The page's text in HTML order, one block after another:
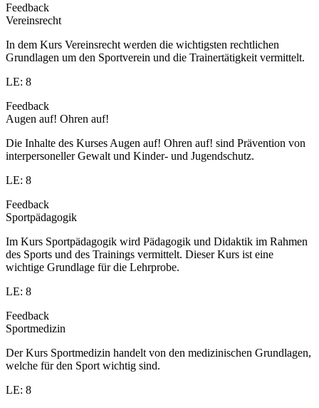
Feedback
Vereinsrecht
In dem Kurs Vereinsrecht werden die wichtigsten rechtlichen
Grundlagen um den Sportverein und die Trainertätigkeit vermittelt.
LE: 8
Feedback
Augen auf! Ohren auf!
Die Inhalte des Kurses Augen auf! Ohren auf! sind Prävention von
interpersoneller Gewalt und Kinder- und Jugendschutz.
LE: 8
Feedback
Sportpädagogik
Im Kurs Sportpädagogik wird Pädagogik und Didaktik im Rahmen
des Sports und des Trainings vermittelt. Dieser Kurs ist eine
wichtige Grundlage für die Lehrprobe.
LE: 8
Feedback
Sportmedizin
Der Kurs Sportmedizin handelt von den medizinischen Grundlagen,
welche für den Sport wichtig sind.
LE: 8